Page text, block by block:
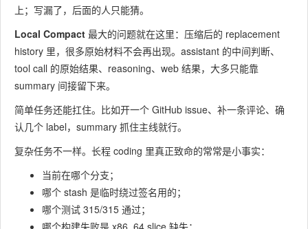
上；写漏了，后面的人只能猜。
Local Compact 最大的问题就在这里：压缩后的 replacement
history 里，很多原始材料不会再出现。assistant 的中间判断、
tool call 的原始结果、reasoning、web 结果，大多只能靠
summary 间接留下来。
简单任务还能扛住。比如开一个 GitHub issue、补一条评论、确
认几个 label，summary 抓住主线就行。
复杂任务不一样。长程 coding 里真正致命的常常是小事实：
当前在哪个分支；
哪个 stash 是临时绕过签名用的；
哪个测试 315/315 通过；
哪个构建失败是 x86_64 slice 缺失；